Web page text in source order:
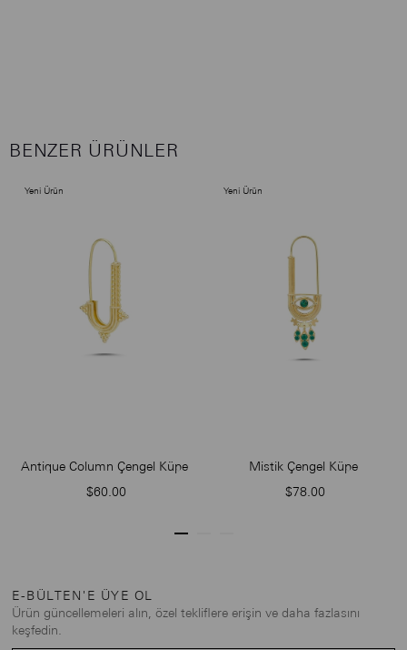
BENZER ÜRÜNLER
Antique Column Çengel Küpe
Yeni Ürün
$60.00
Mistik Çengel Küpe
Yeni Ürün
$78.00
E-BÜLTEN'E ÜYE OL
Ürün güncellemeleri alın, özel tekliflere erişin ve daha fazlasını
keşfedin.